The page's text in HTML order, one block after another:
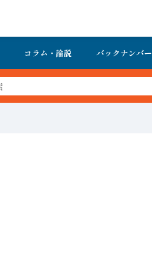
コラム・論説 バックナンバー